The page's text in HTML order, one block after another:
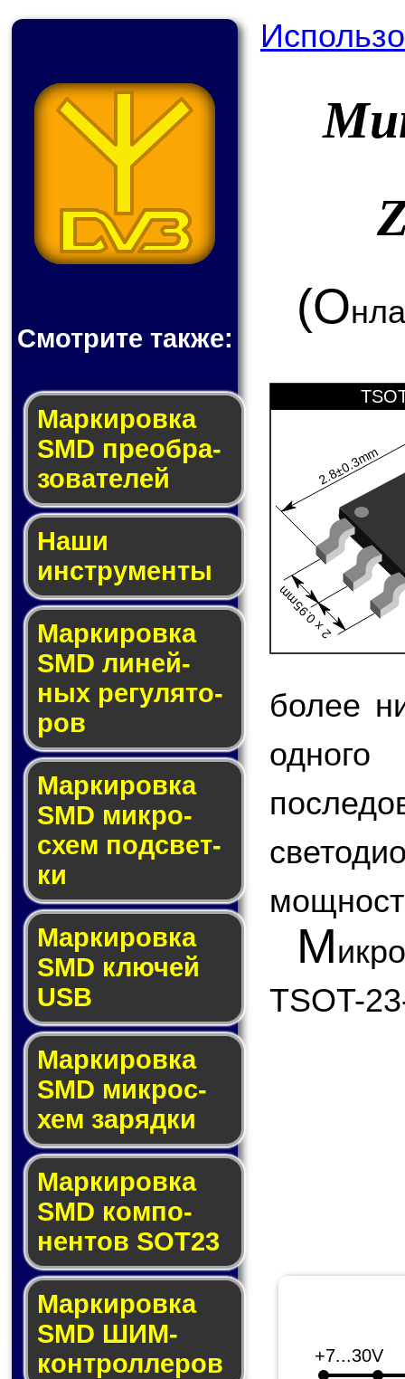
Смотрите также:
Мар­ки­ров­ка
SMD пре­об­ра­
зо­ва­те­лей
Наши
инструменты
Маркировка
SMD ли­ней­
ных ре­гу­ля­то­
ров
Маркировка
SMD мик­ро­
схем под­свет­
ки
Маркировка
SMD клю­чей
USB
Маркировка
SMD мик­рос­
хем за­ряд­ки
Маркировка
SMD ком­по­
нен­тов SOT23
Маркировка
SMD ШИМ-
кон­трол­ле­ров
(О
2.8±0.3mm
2 x 0.95mm
более
М
TSOT-
+7...30V